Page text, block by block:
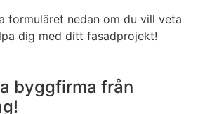
formuläret nedan om du vill veta
dig med ditt fasadprojekt!
byggfirma från